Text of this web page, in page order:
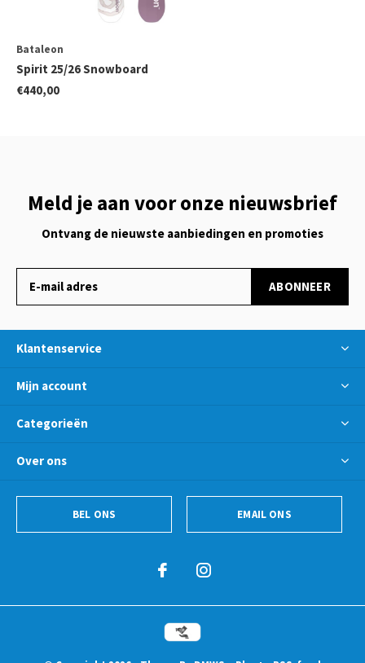
Bataleon
Spirit 25/26 Snowboard
€440,00
Meld je aan voor onze nieuwsbrief
Ontvang de nieuwste aanbiedingen en promoties
ABONNEER
Klantenservice
Mijn account
Categorieën
Over ons
BEL ONS EMAIL ONS